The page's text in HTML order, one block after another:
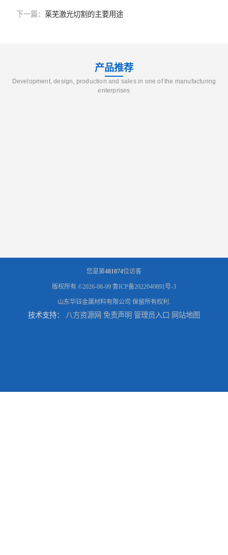
下一篇： 莱芜激光切割的主要用途
产品推荐
Development, design, production and sales in one of the manufacturing
enterprises
您是第481074位访客
版权所有 ©2026-08-09 鲁ICP备2022040891号-3
山东华钰金属材料有限公司 保留所有权利.
技术支持： 八方资源网 免责声明 管理员入口 网站地图